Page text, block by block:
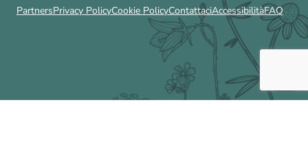
PartnersPrivacy PolicyCookie PolicyContattaciAccessibilitàFAQ